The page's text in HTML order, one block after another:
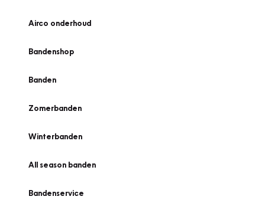
Airco onderhoud
Bandenshop
Banden
Zomerbanden
Winterbanden
All season banden
Bandenservice